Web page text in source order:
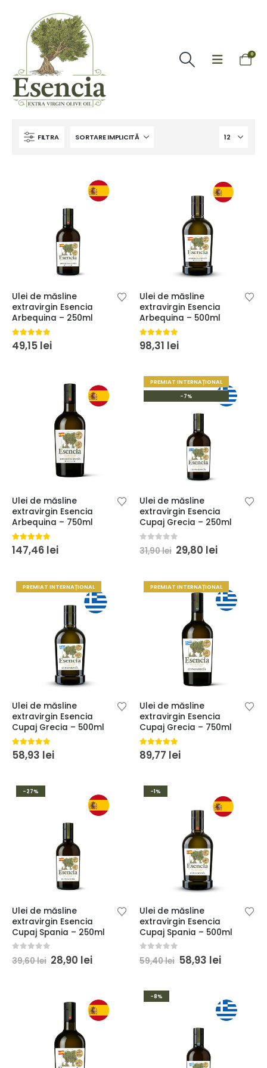
0
FILTRA
Ulei de măsline
extravirgin Esencia
Arbequina – 250ml
5.00 din 5
49,15 lei
Ulei de măsline
extravirgin Esencia
Arbequina – 500ml
5.00din 5
98,31 lei
Ulei de măsline
extravirgin Esencia
Arbequina – 750ml
5.00 din 5
147,46 lei
PREMIAT INTERNAȚIONAL
-7%
Ulei de măsline
extravirgin Esencia
Cupaj Grecia – 250ml
0din 5
31,90lei Prețul
inițial
fost:
31,90 lei.
29,80 leiPrețul
29,80 lei.
PREMIAT INTERNAȚIONAL
Ulei de măsline
extravirgin Esencia
Cupaj Grecia – 500ml
5.00din 5
58,93 lei
PREMIAT INTERNAȚIONAL
Ulei de măsline
extravirgin Esencia
Cupaj Grecia – 750ml
5.00din 5
89,77 lei
-27%
Ulei de măsline
extravirgin Esencia
Cupaj Spania – 250ml
39,60lei Prețul
inițial
39,60 lei.
28,90 leiPrețul
-1%
Ulei de măsline
extravirgin Esencia
Cupaj Spania – 500ml
59,40lei Prețul
inițial
59,40 lei.
58,93 leiPrețul
-8%